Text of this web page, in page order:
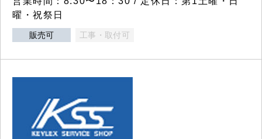
曜・祝祭日
販売可 工事・取付可